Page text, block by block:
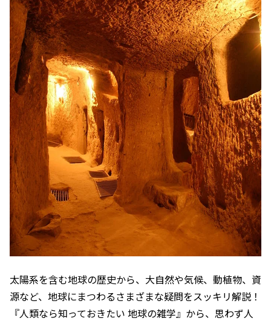
太陽系を含む地球の歴史から、大自然や気候、動植物、資
源など、地球にまつわるさまざまな疑問をスッキリ解説！
『人類なら知っておきたい 地球の雑学』から、思わず人